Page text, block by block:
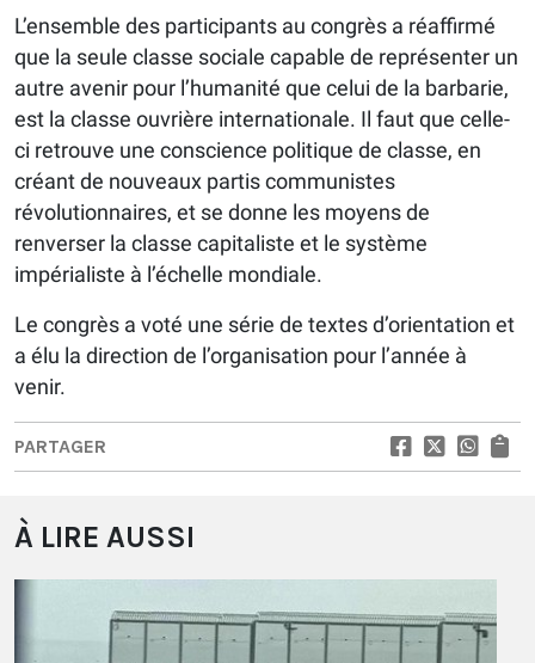
L’ensemble des participants au congrès a réaffirmé
que la seule classe sociale capable de représenter un
autre avenir pour l’humanité que celui de la barbarie,
est la classe ouvrière internationale. Il faut que celle-
ci retrouve une conscience politique de classe, en
créant de nouveaux partis communistes
révolutionnaires, et se donne les moyens de
renverser la classe capitaliste et le système
impérialiste à l’échelle mondiale.
Le congrès a voté une série de textes d’orientation et
a élu la direction de l’organisation pour l’année à
venir.
PARTAGER
À LIRE AUSSI